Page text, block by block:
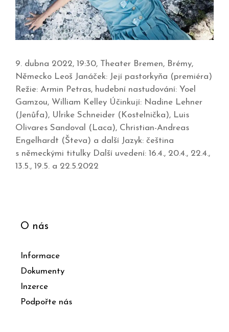
9. dubna 2022, 19:30, Theater Bremen, Brémy,
Německo Leoš Janáček: Její pastorkyňa (premiéra)
Režie: Armin Petras, hudební nastudování: Yoel
Gamzou, William Kelley Účinkují: Nadine Lehner
(Jenůfa), Ulrike Schneider (Kostelnička), Luis
Olivares Sandoval (Laca), Christian-Andreas
Engelhardt (Števa) a další Jazyk: čeština
s německými titulky Další uvedení: 16.4., 20.4., 22.4.,
13.5., 19.5. a 22.5.2022
O nás
Informace
Dokumenty
Inzerce
Podpořte nás